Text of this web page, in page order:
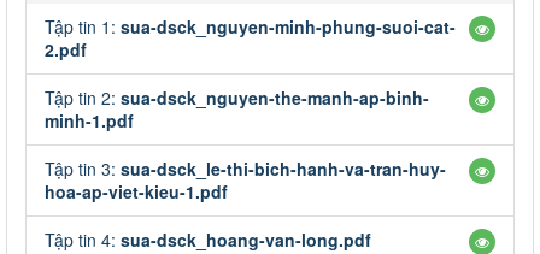
Tập tin 1: sua-dsck_nguyen-minh-phung-suoi-cat-
2.pdf
Tập tin 2: sua-dsck_nguyen-the-manh-ap-binh-
minh-1.pdf
Tập tin 3: sua-dsck_le-thi-bich-hanh-va-tran-huy-
hoa-ap-viet-kieu-1.pdf
Tập tin 4: sua-dsck_hoang-van-long.pdf